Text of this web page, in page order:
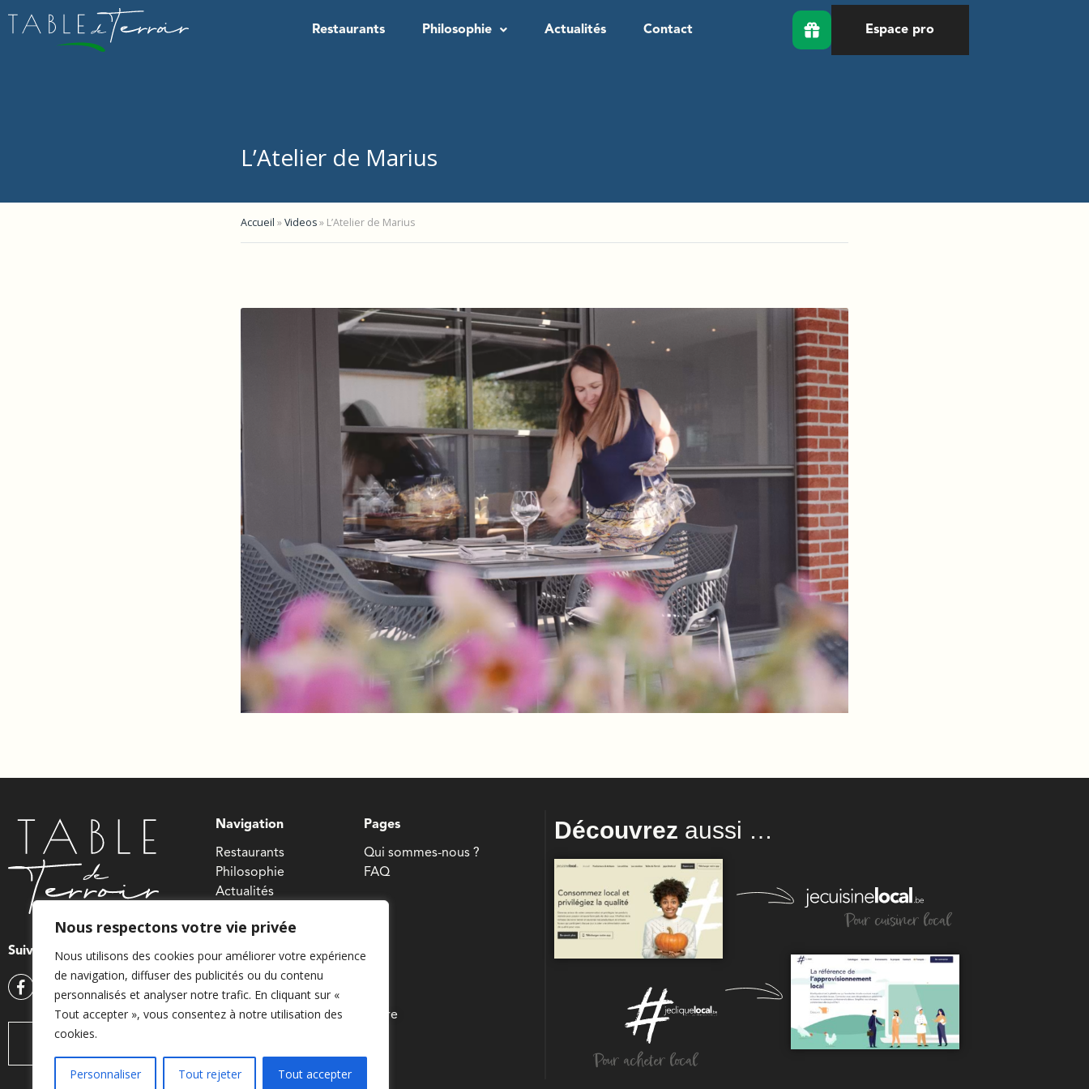
Nous respectons votre vie privée
Nous utilisons des cookies pour améliorer votre expérience
de navigation, diffuser des publicités ou du contenu
personnalisés et analyser notre trafic. En cliquant sur «
Tout accepter », vous consentez à notre utilisation des
cookies.
Personnaliser Tout rejeter Tout accepter
Restaurants Philosophie Actualités Contact Espace pro
L’Atelier de Marius
Accueil »Videos» L’Atelier de Marius
Suivez-nous
Navigation
Restaurants
Philosophie
Actualités
Pages
Qui sommes-nous ?
FAQ
#jecuisinelocal
Apaq-W
Ministre wallon de l’agriculture
Découvrez aussi …
Pour cuisiner local
Pour acheter local